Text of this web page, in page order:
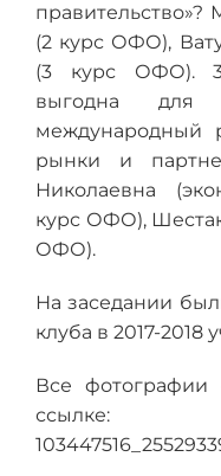
(2 курс ОФО),
(3 курс ОФО).
выгодна
международный
рынки и
Николаевна
курс ОФО),
ОФО).
На заседании
клуба в 2017-2018
Все фотографии
ссылке: